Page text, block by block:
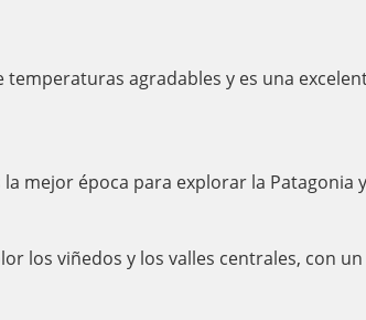
temperaturas agradables y es una
mejor época para explorar la Patagonia
los viñedos y los valles centrales, con